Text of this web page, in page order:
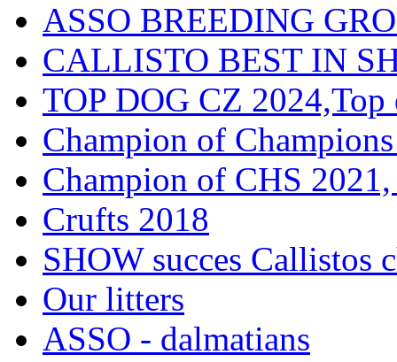
ASSO BREEDING
CALLISTO BEST IN
TOP DOG CZ
Champion of
Champion of CHS
Crufts 2018
SHOW succes Callistos
Our litters
ASSO - dalmatians